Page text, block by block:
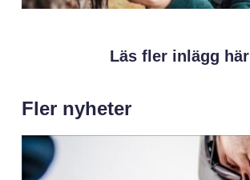
Läs fler inlägg här
Fler nyheter